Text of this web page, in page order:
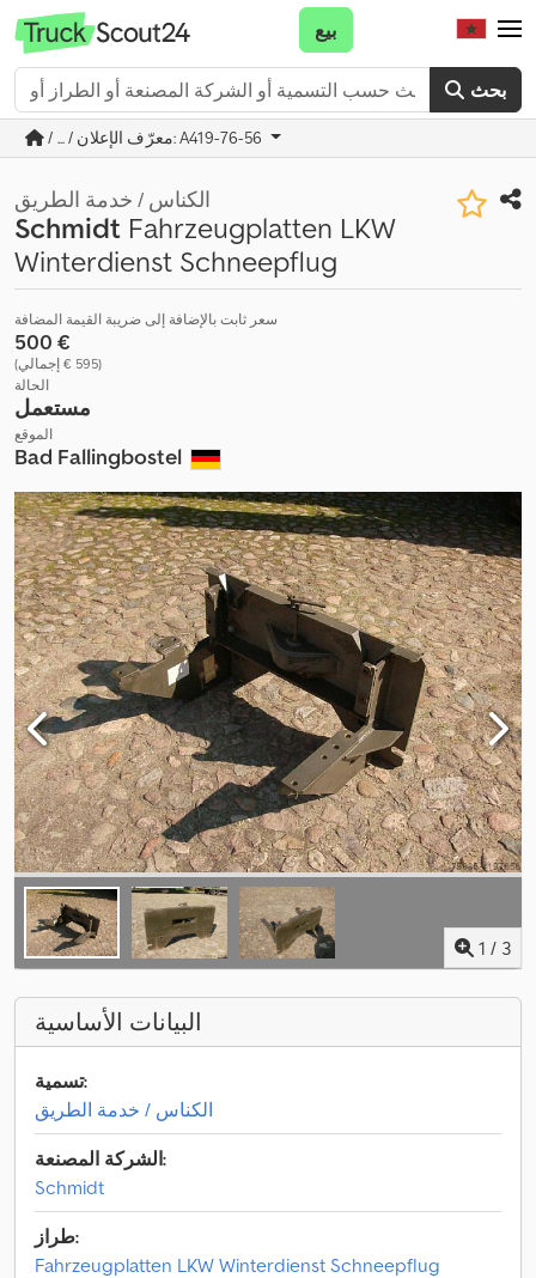
بحث
بيع
/ ... / معرّف الإعلان: A419-76-56
الكناس / خدمة الطريق
Schmidt Fahrzeugplatten LKW
Winterdienst Schneepflug
سعر ثابت بالإضافة إلى ضريبة القيمة المضافة
‏500 €
(‏595 € إجمالي)
الحالة
مستعمل
الموقع
Bad Fallingbostel
1 / 3
البيانات الأساسية
تسمية:
الكناس / خدمة الطريق
الشركة المصنعة:
Schmidt
طراز:
Fahrzeugplatten LKW Winterdienst Schneepflug